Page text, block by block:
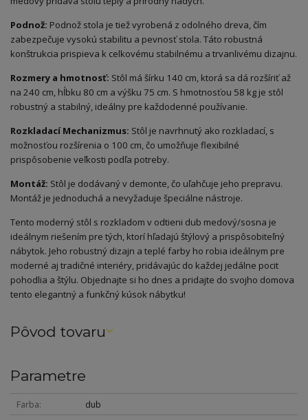
Podnož: Podnož stola je tiež vyrobená z odolného dreva, čím
zabezpečuje vysokú stabilitu a pevnosť stola. Táto robustná
konštrukcia prispieva k celkovému stabilnému a trvanlivému dizajnu.
Rozmery a hmotnosť: Stôl má šírku 140 cm, ktorá sa dá rozšíriť až
na 240 cm, hĺbku 80 cm a výšku 75 cm. S hmotnosťou 58 kg je stôl
robustný a stabilný, ideálny pre každodenné používanie.
Rozkladací Mechanizmus: Stôl je navrhnutý ako rozkladací, s
možnosťou rozšírenia o 100 cm, čo umožňuje flexibilné
prispôsobenie veľkosti podľa potreby.
Montáž: Stôl je dodávaný v demonte, čo uľahčuje jeho prepravu.
Montáž je jednoduchá a nevyžaduje špeciálne nástroje.
Tento moderný stôl s rozkladom v odtieni dub medový/sosna je
ideálnym riešením pre tých, ktorí hľadajú štýlový a prispôsobiteľný
nábytok. Jeho robustný dizajn a teplé farby ho robia ideálnym pre
moderné aj tradičné interiéry, pridávajúc do každej jedálne pocit
pohodlia a štýlu. Objednajte si ho dnes a pridajte do svojho domova
tento elegantný a funkčný kúsok nábytku!
Pôvod tovaru
Parametre
Farba
dub